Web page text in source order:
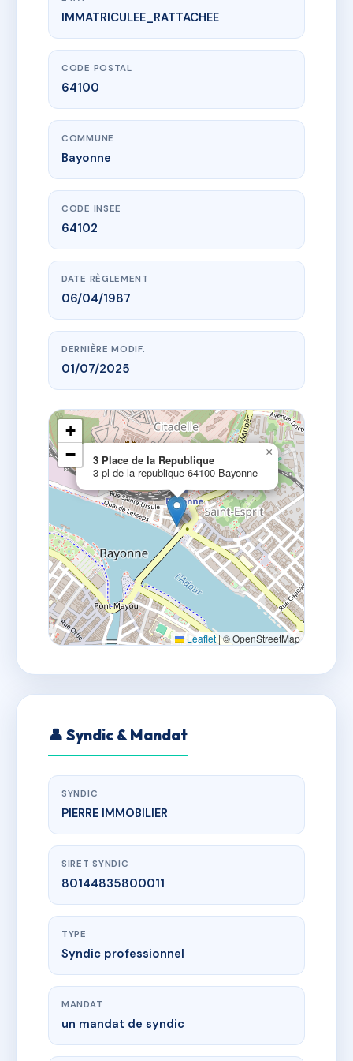
www.vme.plus/AC6633028
3 Place de la Republique
3 pl de la republique
IMMATRICULEE_RATTACHEE
CODE POSTAL
64100
COMMUNE
Bayonne
CODE INSEE
64102
DATE RÈGLEMENT
06/04/1987
DERNIÈRE MODIF.
01/07/2025
3 Place de la Republique
3 pl de la republique 64100 Bayonne
×
+
−
Leaflet|© OpenStreetMap
👤 Syndic & Mandat
SYNDIC
PIERRE IMMOBILIER
SIRET SYNDIC
80144835800011
TYPE
Syndic professionnel
MANDAT
un mandat de syndic